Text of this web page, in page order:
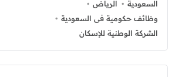
السعودية
الرياض
وظائف حكومية فى السعودية
الشركة الوطنية للإسكان